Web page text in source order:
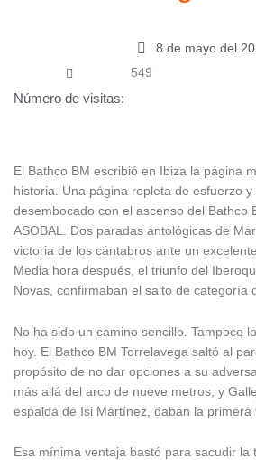
8 de mayo del
Número de visitas:
549
El Bathco BM escribió en Ibiza la página
historia. Una página repleta de esfuerzo y
desembocado con el ascenso del Bathco
ASOBAL. Dos paradas antológicas de
victoria de los cántabros ante un
Media hora después, el triunfo del
Novas, confirmaban el salto de categoría
No ha sido un camino sencillo. Tampoco
hoy. El Bathco BM Torrelavega saltó al
propósito de no dar opciones a su
más allá del arco de nueve metros, y
espalda de Isi Martínez, daban la primera
Esa mínima ventaja bastó para sacudir la